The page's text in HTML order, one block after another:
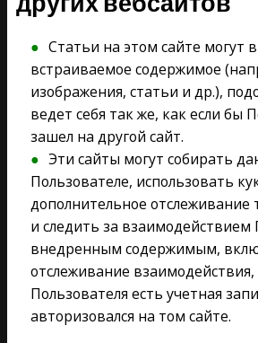
Статьи на этом сайте могут
встраиваемое содержимое
изображения, статьи и др.),
ведет себя так же, как если бы
зашел на другой сайт.
Эти сайты могут собирать
Пользователе, использовать
дополнительное отслеживание
и следить за взаимодействием
внедренным содержимым,
отслеживание взаимодействия,
Пользователя есть учетная
авторизовался на том сайте.